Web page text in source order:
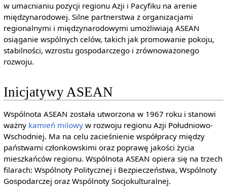
w umacnianiu pozycji regionu Azji i Pacyfiku na arenie
międzynarodowej. Silne partnerstwa z organizacjami
regionalnymi i międzynarodowymi umożliwiają ASEAN
osiąganie wspólnych celów, takich jak promowanie pokoju,
stabilności, wzrostu gospodarczego i zrównoważonego
rozwoju.
Inicjatywy ASEAN
Wspólnota ASEAN została utworzona w 1967 roku i stanowi
ważny kamień milowyw rozwoju regionu Azji Południowo-
Wschodniej. Ma na celu zacieśnienie współpracy między
państwami członkowskimi oraz poprawę jakości życia
mieszkańców regionu. Wspólnota ASEAN opiera się na trzech
filarach: Wspólnoty Politycznej i Bezpieczeństwa, Wspólnoty
Gospodarczej oraz Wspólnoty Socjokulturalnej.